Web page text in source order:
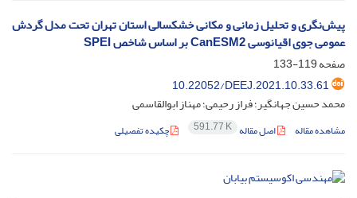
پیش‌نگری و تحلیل زمانی و مکانی خشکسالی استان تهران تحت مدل گردش
عمومی جوی اقیانوسی CanESM2 بر اساس شاخص SPEI
صفحه119-133
‎10.22052/DEEJ.2021.10.33.61
محمد حسین جهانگیر؛ فراز رحیمی؛ مهناز ابوالقاسمی
مشاهده مقاله اصل مقاله 591.77 K چکیده تفصیلی